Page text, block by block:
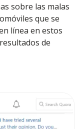
sobre las malas
que se
línea en estos
de